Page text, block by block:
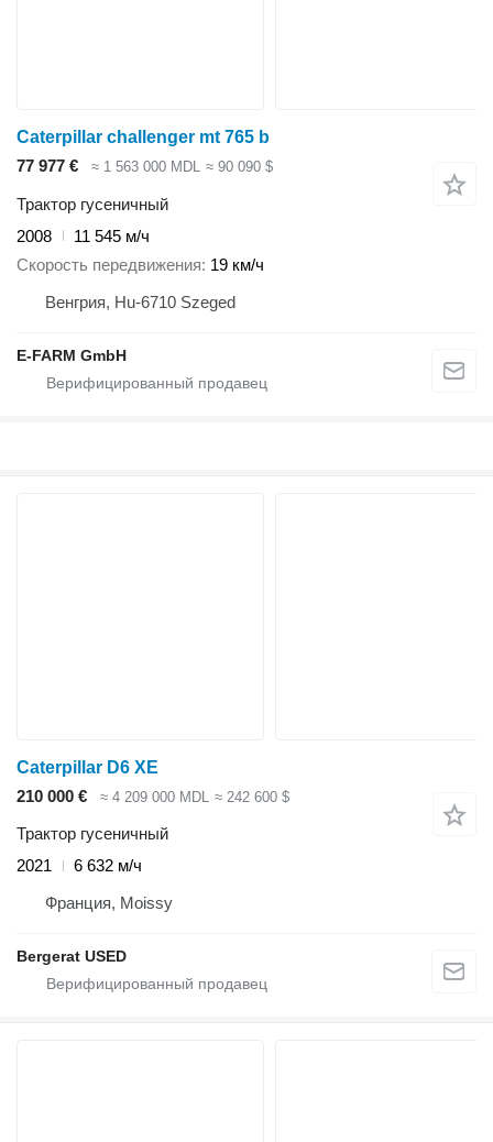
Caterpillar challenger mt 765 b
77 977 €
≈ 1 563 000 MDL ≈ 90 090 $
Трактор гусеничный
2008
11 545 м/ч
Скорость передвижения 19 км/ч
Венгрия, Hu-6710 Szeged
E-FARM GmbH
Caterpillar D6 XE
210 000 €
≈ 4 209 000 MDL ≈ 242 600 $
Трактор гусеничный
2021
6 632 м/ч
Франция, Moissy
Bergerat USED